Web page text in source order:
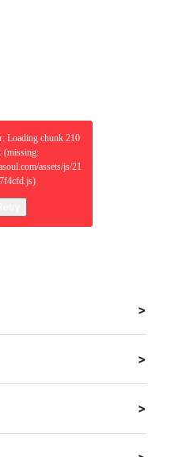
Loading chunk 210
(missing:
assets/js/21